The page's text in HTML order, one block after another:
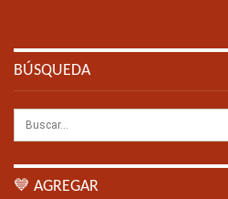
BÚSQUEDA
💙 AGREGAR